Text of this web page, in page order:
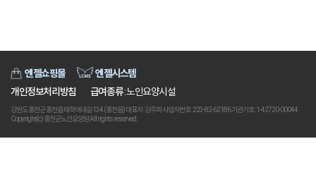
엔젤쇼핑몰
엔젤시스템
개인정보처리방침
급여종류: 노인요양시설
강원도 홍천군 홍천읍 태학여내길 134 (홍천읍) 대표자 : 강주희 사업자번호 : 223-82-62186 기관기호 : 1-42720-00044
Copyright(c) 홍천군노인요양원 All rights reserved.